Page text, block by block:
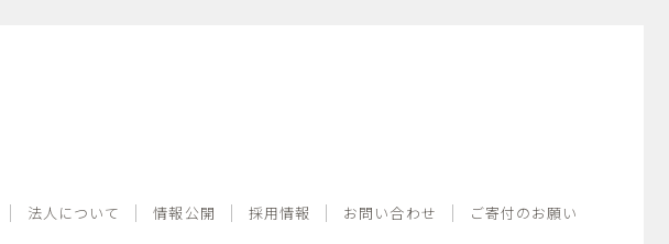
法人について 情報公開 採用情報 お問い合わせ ご寄付のお願い